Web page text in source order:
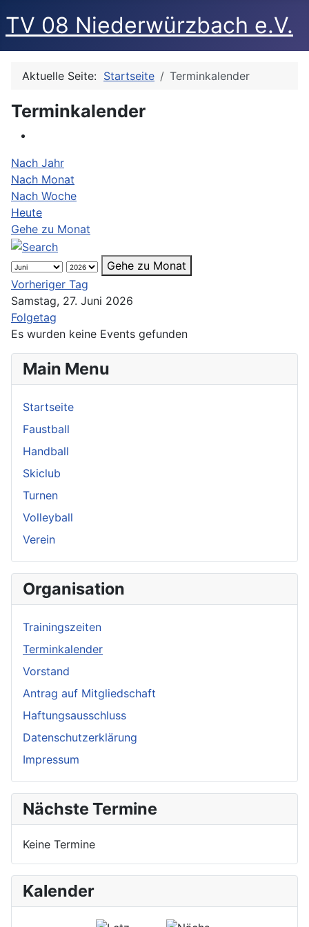
TV 08 Niederwürzbach e.V.
Aktuelle Seite: Startseite Terminkalender
Terminkalender
Nach Jahr
Nach Monat
Nach Woche
Heute
Gehe zu Monat
Gehe zu Monat
Vorheriger Tag
Samstag, 27. Juni 2026
Folgetag
Es wurden keine Events gefunden
Main Menu
Startseite
Faustball
Handball
Skiclub
Turnen
Volleyball
Verein
Organisation
Trainingszeiten
Terminkalender
Vorstand
Antrag auf Mitgliedschaft
Haftungsausschluss
Datenschutzerklärung
Impressum
Nächste Termine
Keine Termine
Kalender